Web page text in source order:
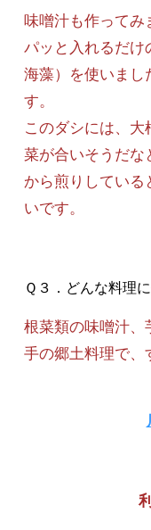
味噌汁も作ってみ
パッと入れるだけ
海藻）を使いまし
す。
このダシには、
菜が合いそうだな
から煎りしている
いです。
Ｑ３．どんな料理
根菜類の味噌汁、
手の郷土料理で、